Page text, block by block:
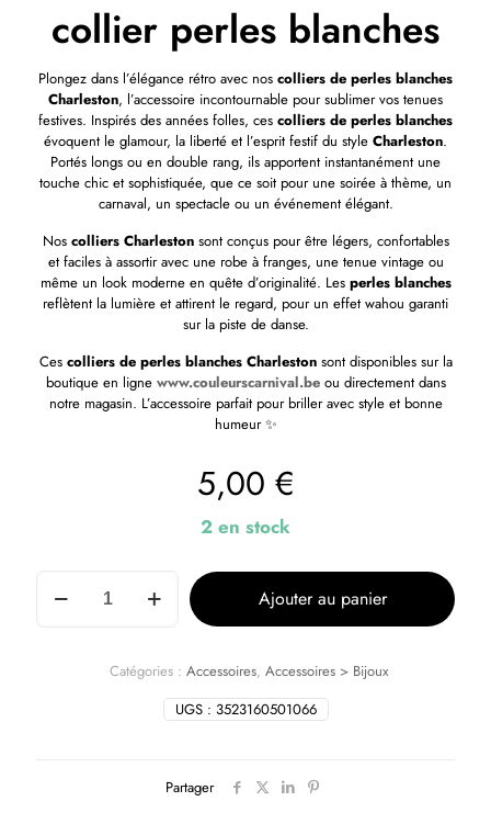
collier perles blanches
Plongez dans l’élégance rétro avec nos colliers de perles blanches
Charleston, l’accessoire incontournable pour sublimer vos tenues
festives. Inspirés des années folles, ces colliers de perles blanches
évoquent le glamour, la liberté et l’esprit festif du style Charleston.
Portés longs ou en double rang, ils apportent instantanément une
touche chic et sophistiquée, que ce soit pour une soirée à thème, un
carnaval, un spectacle ou un événement élégant.
Nos colliers Charlestonsont conçus pour être légers, confortables
et faciles à assortir avec une robe à franges, une tenue vintage ou
même un look moderne en quête d’originalité. Les perles blanches
reflètent la lumière et attirent le regard, pour un effet wahou garanti
sur la piste de danse.
Ces colliers de perles blanches Charlestonsont disponibles sur la
boutique en ligne www.couleurscarnival.beou directement dans
notre magasin. L’accessoire parfait pour briller avec style et bonne
humeur ✨
5,00 €
2 en stock
Ajouter au panier
UGS : 3523160501066
Catégories : Accessoires, Accessoires > Bijoux
Partager